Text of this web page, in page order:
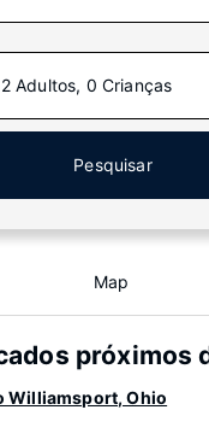
Adultos, 0 Crianças
Pesquisar
Map
próximos
Williamsport, Ohio